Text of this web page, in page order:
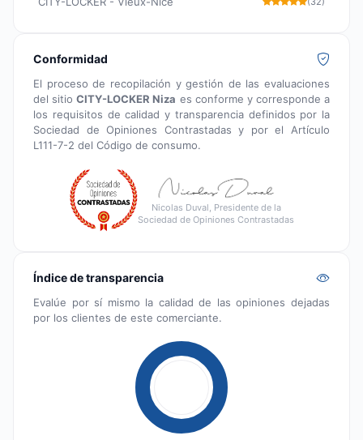
Conformidad
El proceso de recopilación y gestión de las evaluaciones
del sitioCITY-LOCKER Niza es conforme y corresponde a
los requisitos de calidad y transparencia definidos por la
Sociedad de Opiniones Contrastadas y por el Artículo
L111-7-2 del Código de consumo.
Nicolas Duval, Presidente de la
Sociedad de Opiniones Contrastadas
Índice de transparencia
Evalúe por sí mismo la calidad de las opiniones dejadas
por los clientes de este comerciante.